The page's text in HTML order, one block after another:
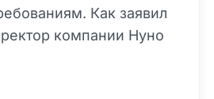
Как заявил
компании Нуно